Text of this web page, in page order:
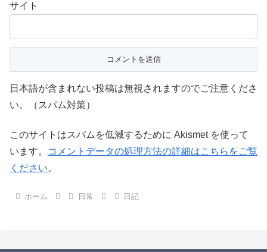
サイト
日本語が含まれない投稿は無視されますのでご注意くださ
い。（スパム対策）
このサイトはスパムを低減するために Akismet を使って
います。
コメントデータの処理方法の詳細はこちらをご覧
ください。
ホーム 日常 日記